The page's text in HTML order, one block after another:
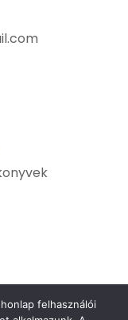
felhasználói